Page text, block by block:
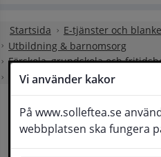
Vi använder kakor
På www.solleftea.se
webbplatsen ska fungera
Startsida
E-tjänster och
Utbildning & barnomsorg
Förskola, grundskola och
Ansökan till Förskoleklass 26/27
Ansökan till